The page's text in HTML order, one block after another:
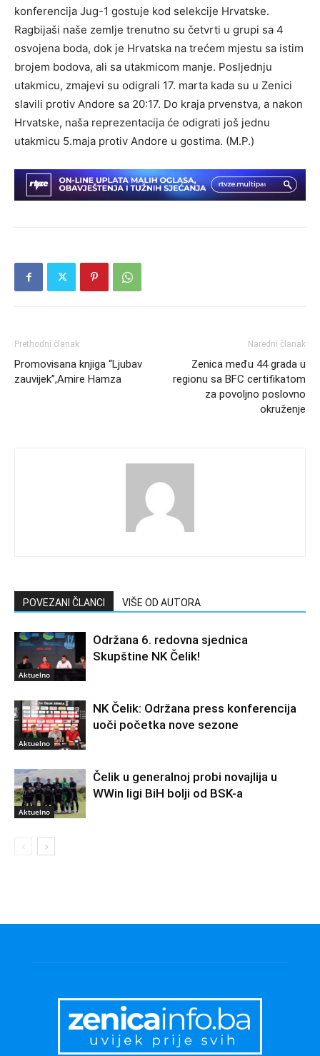
konferencija Jug-1 gostuje kod selekcije Hrvatske.
Ragbijaši naše zemlje trenutno su četvrti u grupi sa 4
osvojena boda, dok je Hrvatska na trećem mjestu sa istim
brojem bodova, ali sa utakmicom manje. Posljednju
utakmicu, zmajevi su odigrali 17. marta kada su u Zenici
slavili protiv Andore sa 20:17. Do kraja prvenstva, a nakon
Hrvatske, naša reprezentacija će odigrati još jednu
utakmicu 5.maja protiv Andore u gostima. (M.P.)
Prethodni članak
Promovisana knjiga “Ljubav
zauvijek”,Amire Hamza
Naredni članak
Zenica među 44 grada u
regionu sa BFC certifikatom
za povoljno poslovno
okruženje
POVEZANI ČLANCI VIŠE OD AUTORA
Aktuelno
Održana 6. redovna sjednica
Skupštine NK Čelik!
Aktuelno
NK Čelik: Održana press konferencija
uoči početka nove sezone
Aktuelno
Čelik u generalnoj probi novajlija u
WWin ligi BiH bolji od BSK-a